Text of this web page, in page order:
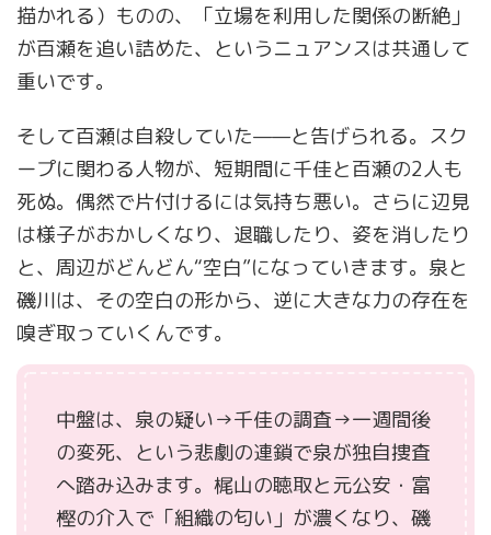
描かれる）ものの、「立場を利用した関係の断絶」
が百瀬を追い詰めた、というニュアンスは共通して
重いです。
そして百瀬は自殺していた——と告げられる。スク
ープに関わる人物が、短期間に千佳と百瀬の2人も
死ぬ。偶然で片付けるには気持ち悪い。さらに辺見
は様子がおかしくなり、退職したり、姿を消したり
と、周辺がどんどん“空白”になっていきます。泉と
磯川は、その空白の形から、逆に大きな力の存在を
嗅ぎ取っていくんです。
中盤は、泉の疑い→千佳の調査→一週間後
の変死、という悲劇の連鎖で泉が独自捜査
へ踏み込みます。梶山の聴取と元公安・富
樫の介入で「組織の匂い」が濃くなり、磯